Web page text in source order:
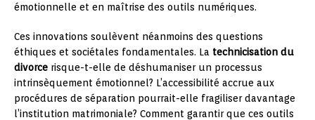
émotionnelle et en maîtrise des outils numériques.
Ces innovations soulèvent néanmoins des questions
éthiques et sociétales fondamentales. La technicisation du
divorce risque-t-elle de déshumaniser un processus
intrinsèquement émotionnel? L’accessibilité accrue aux
procédures de séparation pourrait-elle fragiliser davantage
l’institution matrimoniale? Comment garantir que ces outils